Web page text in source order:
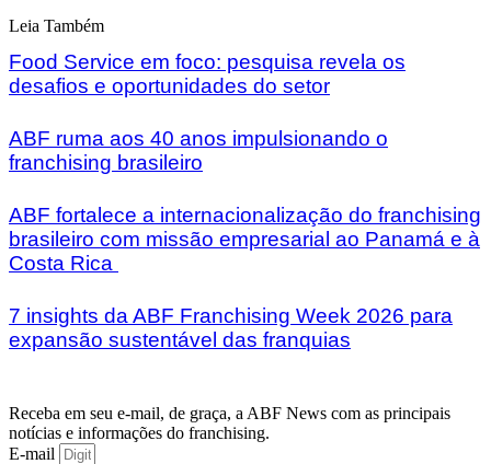
Leia Também
Food Service em foco: pesquisa revela os
desafios e oportunidades do setor
ABF ruma aos 40 anos impulsionando o
franchising brasileiro
ABF fortalece a internacionalização do franchising
brasileiro com missão empresarial ao Panamá e à
Costa Rica
7 insights da ABF Franchising Week 2026 para
expansão sustentável das franquias
Receba em seu e-mail, de graça, a ABF News com as principais
notícias e informações do franchising.
E-mail